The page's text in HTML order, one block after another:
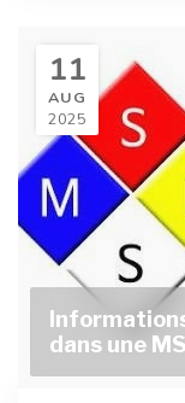
11
AUG
2025
dans une